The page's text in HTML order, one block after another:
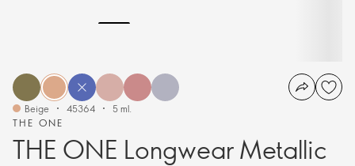
THE ONE
THE ONE Longwear Metallic
Beige 45364 5 ml.